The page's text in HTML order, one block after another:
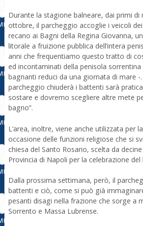
Durante la stagione balneare, dai primi
ottobre, il parcheggio accoglie i veicoli
recano ai Bagni della Regina Giovanna,
litorale a fruizione pubblica dell’intera
anni che frequentiamo questo tratto di
ed incontaminati della penisola
bagnanti reduci da una giornata di mare -
parcheggio chiuderà i battenti sarà
sostare e dovremo scegliere altre mete
bagno”.
L’area, inoltre, viene anche utilizzata per
occasione delle funzioni religiose che si
chiesa del Santo Rosario, scelta da
Provincia di Napoli per la celebrazione
Dalla prossima settimana, però, il
battenti e ciò, come si può già
pesanti disagi nella frazione che sorge a
Sorrento e Massa Lubrense.